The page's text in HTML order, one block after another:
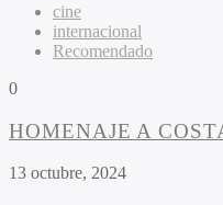
cine
internacional
Recomendado
0
HOMENAJE A
13 octubre, 2024